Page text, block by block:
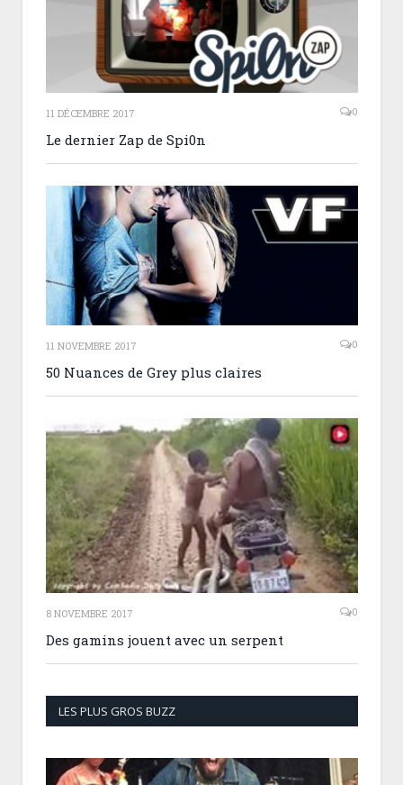
11 DÉCEMBRE 2017 0
Le dernier Zap de Spi0n
11 NOVEMBRE 2017 0
50 Nuances de Grey plus claires
8 NOVEMBRE 2017 0
Des gamins jouent avec un serpent
LES PLUS GROS BUZZ